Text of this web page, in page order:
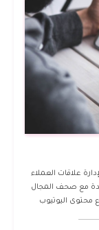
علاقات العملاء
مع صحف المجال
محتوى اليوتيوب